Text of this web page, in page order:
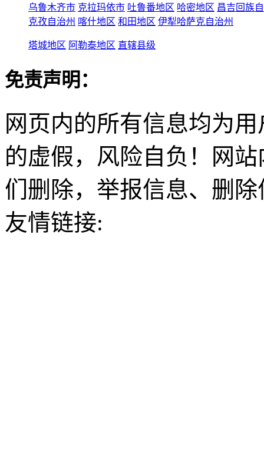
乌鲁木齐市 克拉玛依市 吐鲁番地区 哈密地区 昌吉回族
克孜自治州 喀什地区 和田地区 伊犁哈萨克自治州
塔城地区 阿勒泰地区 直辖县级
免责声明：
网页内的所有信息均为
的虚假，风险自负！网
们删除，举报信息、删
友情链接: